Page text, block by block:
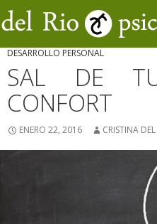
DESARROLLO PERSONAL
SAL DE
CONFORT
ENERO 22, 2016 CRISTINA